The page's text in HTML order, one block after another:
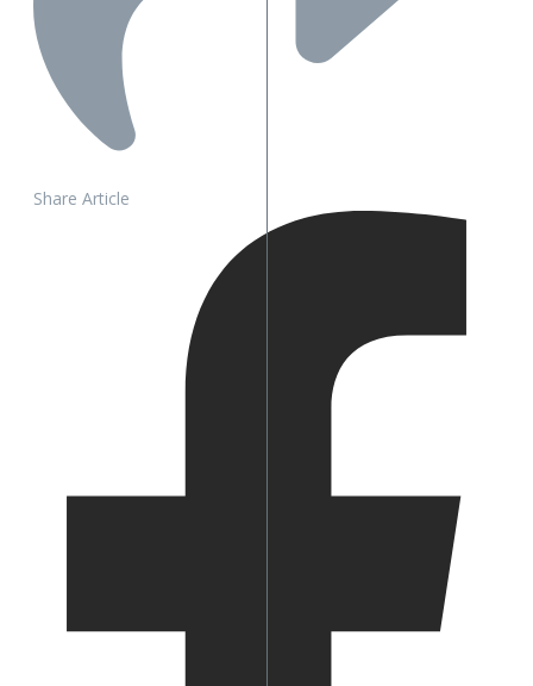
Share Article